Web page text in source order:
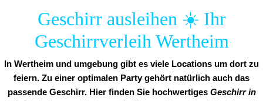
Geschirr ausleihen ☀️ Ihr
Geschirrverleih Wertheim
In Wertheim und umgebung gibt es viele Locations um dort zu
feiern. Zu einer optimalen Party gehört natürlich auch das
passende Geschirr. Hier finden Sie hochwertiges Geschirr in